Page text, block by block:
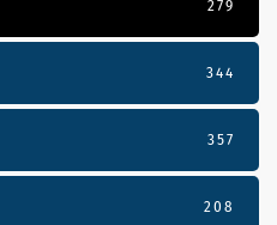
279
344
357
208